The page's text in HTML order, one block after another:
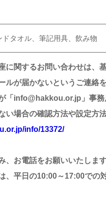
ドタオル、筆記用具、飲み物
に関するお問い合わせは、
ルが届かないというご連絡
「info@hakkou.or.jp」事務
い場合の確認方法や設定方
info/13372/
、お電話をお願いいたします
、平日の10:00～17:00での